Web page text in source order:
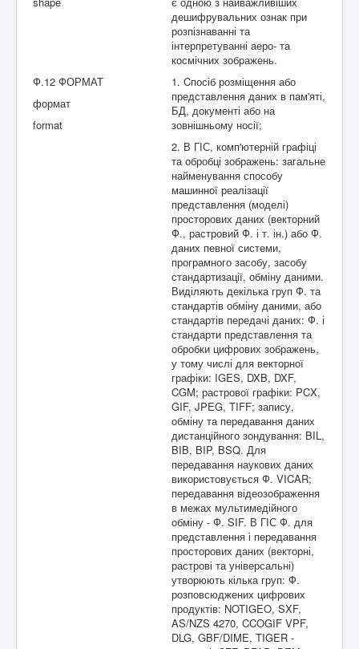
дешифрувальних ознак при
розпізнаванні та
інтерпретуванні аеро- та
космічних зображень.
Ф.12 ФОРМАТ
формат
format
1. Cпосіб розміщення або
представлення даних в пам'яті,
БД, документі або на
зовнішньому носії;
2. В ГІС, комп'ютерній графіці
та обробці зображень: загальне
найменування способу
машинної реалізації
представлення (моделі)
просторових даних (векторний
Ф., растровий Ф. і т. ін.) або Ф.
даних певної системи,
програмного засобу, засобу
стандартизації, обміну даними.
Виділяють декілька груп Ф. та
стандартів обміну даними, або
стандартів передачі даних: Ф. і
стандарти представлення та
обробки цифрових зображень,
у тому числі для векторної
графіки: IGES, DXB, DXF,
CGM; растрової графіки: PCX,
GIF, JPEG, TIFF; запису,
обміну та передавання даних
дистанційного зондування: BIL,
BIB, BIP, BSQ. Для
передавання наукових даних
використовується Ф. VICAR;
передавання відеозображення
в межах мультимедійного
обміну - Ф. SIF. В ГІС Ф. для
представлення і передавання
просторових даних (векторні,
растрові та універсальні)
утворюють кілька груп: Ф.
розповсюджених цифрових
продуктів: NOTIGEO, SXF,
AS/NZS 4270, CCOGIF VPF,
DLG, GBF/DIME, TIGER -